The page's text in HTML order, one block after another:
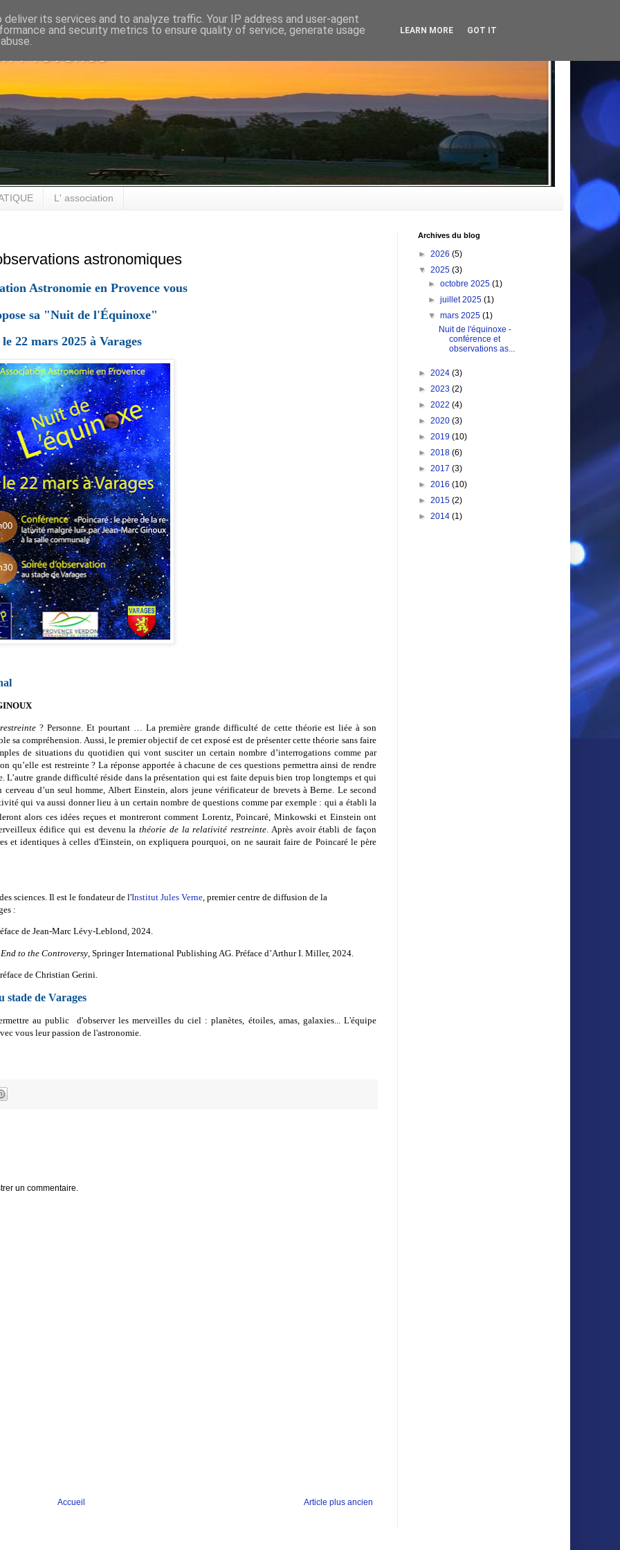
L' association
astronomiques
Astronomie en Provence vous
sa "Nuit de l'Équinoxe"
le 22 mars 2025 à Varages
? Personne. Et pourtant … La première grande difficulté de cette théorie est liée à son
compréhension. Aussi, le premier objectif de cet exposé est de présenter cette théorie sans faire
de situations du quotidien qui vont susciter un certain nombre d’interrogations comme par
est restreinte ? La réponse apportée à chacune de ces questions permettra ainsi de rendre
L’autre grande difficulté réside dans la présentation qui est faite depuis bien trop longtemps et qui
d’un seul homme, Albert Einstein, alors jeune vérificateur de brevets à Berne. Le second
qui va aussi donner lieu à un certain nombre de questions comme par exemple : qui a établi la
alors ces idées reçues et montreront comment Lorentz, Poincaré, Minkowski et Einstein ont
édifice qui est devenu lathéorie de la relativité restreinte . Après avoir établi de façon
et identiques à celles d'Einstein, on expliquera pourquoi, on ne saurait faire de Poincaré le père
sciences. Il est le fondateur de l'Institut Jules Verne, premier centre de diffusion de la
:
de Jean-Marc Lévy-Leblond, 2024.
to the Controversy , Springer International Publishing AG. Préface d’Arthur I. Miller, 2024.
de Christian Gerini.
stade de Varages
au public d'observer les merveilles du ciel : planètes, étoiles, amas, galaxies... L'équipe
vous leur passion de l'astronomie.
un commentaire.
Article plus ancien
Accueil
Archives du blog
► 2026 (5)
▼ 2025 (3)
►octobre 2025(1)
►juillet 2025(1)
▼mars 2025(1)
Nuit de l'équinoxe -
conférence et
observations as...
► 2024 (3)
► 2023 (2)
► 2022 (4)
► 2020 (3)
► 2019 (10)
► 2018 (6)
► 2017 (3)
► 2016 (10)
► 2015 (2)
► 2014 (1)
its services and to analyze traffic. Your IP address and user-agent
and security metrics to ensure quality of service, generate usage
LEARN MORE GOT IT